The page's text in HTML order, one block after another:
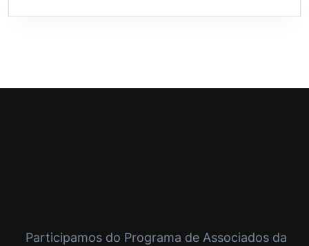
Participamos do Programa de Associados da